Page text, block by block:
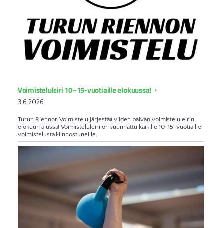
Voimisteluleiri 10–15-vuotiaille elokuussa!
3.6.2026
Turun Riennon Voimistelu järjestää viiden päivän voimisteluleirin
elokuun alussa! Voimisteluleiri on suunnattu kaikille 10–15-vuotiaille
voimistelusta kiinnostuneille.